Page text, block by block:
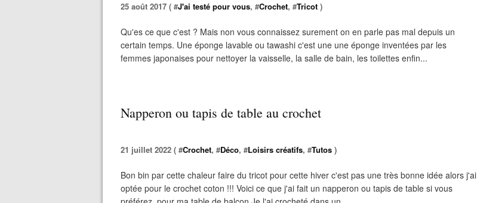
25 août 2017 ( #J'ai testé pour vous, #Crochet, #Tricot )
Qu'es ce que c'est ? Mais non vous connaissez surement on en parle pas mal depuis un
certain temps. Une éponge lavable ou tawashi c'est une une éponge inventées par les
femmes japonaises pour nettoyer la vaisselle, la salle de bain, les toilettes enfin...
Napperon ou tapis de table au crochet
21 juillet 2022 ( #Crochet, #Déco, #Loisirs créatifs, #Tutos )
Bon bin par cette chaleur faire du tricot pour cette hiver c'est pas une très bonne idée alors j'ai
optée pour le crochet coton !!! Voici ce que j'ai fait un napperon ou tapis de table si vous